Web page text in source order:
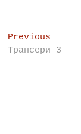
Post
navigation
Previous
post:
Трансери 3